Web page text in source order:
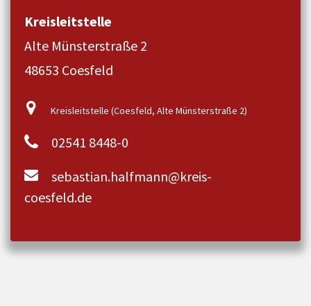
Kreisleitstelle
Alte Münsterstraße 2
48653 Coesfeld
Kreisleitstelle (Coesfeld, Alte Münsterstraße 2)
02541 8448-0
sebastian.halfmann@kreis-
coesfeld.de